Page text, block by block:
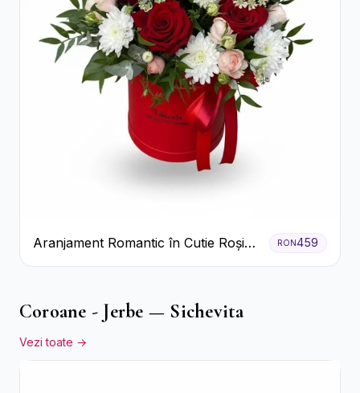
Aranjament Romantic în Cutie Roșie
cu Trandafiri și Crizanteme
RON459
Coroane - Jerbe — Sichevita
Vezi toate →